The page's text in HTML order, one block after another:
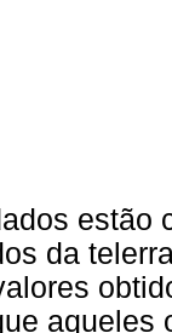
estão
da
aqueles